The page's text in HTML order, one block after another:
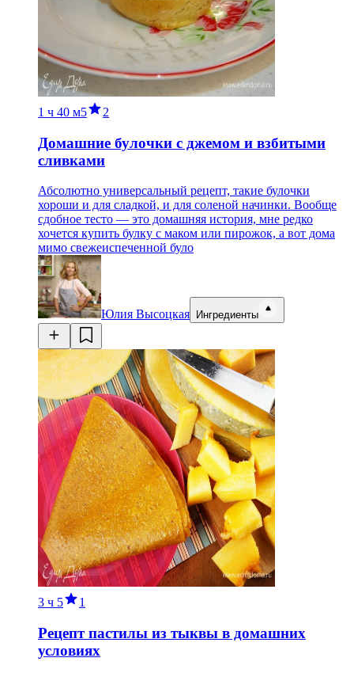
1 ч 40 м5 2
Домашние булочки с джемом и взбитыми
сливками
Абсолютно универсальный рецепт, такие булочки
хороши и для сладкой, и для соленой начинки. Вообще
сдобное тесто — это домашняя история, мне редко
хочется купить булку с маком или пирожок, а вот дома
мимо свежеиспеченной було
Юлия Высоцкая Ингредиенты
3 ч 5 1
Рецепт пастилы из тыквы в домашних
условиях